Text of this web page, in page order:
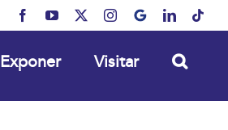
FacebookYouTube Instagram
MyBusinessLinkedIn
Exponer Visitar